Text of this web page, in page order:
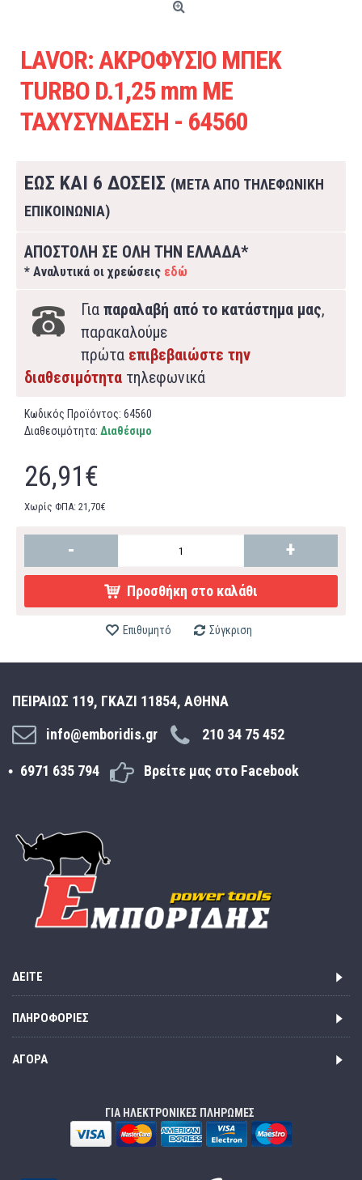
LAVOR: ΑΚΡΟΦΥΣΙΟ ΜΠΕΚ
TURBO D.1,25 mm ΜΕ
ΤΑΧΥΣΥΝΔΕΣΗ - 64560
ΕΩΣ ΚΑΙ 6 ΔΟΣΕΙΣ (ΜΕΤΑ ΑΠΟ ΤΗΛΕΦΩΝΙΚΗ
ΕΠΙΚΟΙΝΩΝΙΑ)
ΑΠΟΣΤΟΛΗ ΣΕ ΟΛΗ ΤΗΝ ΕΛΛΑΔΑ*
* Αναλυτικά οι χρεώσεις εδώ
Για παραλαβή από το κατάστημα μας,
παρακαλούμε
πρώτα επιβεβαιώστε την
διαθεσιμότητα τηλεφωνικά
Κωδικός Προϊόντος: 64560
Διαθεσιμότητα: Διαθέσιμο
26,91€
Χωρίς ΦΠΑ: 21,70€
- +
Προσθήκη στο καλάθι
Επιθυμητό Σύγκριση
ΠΕΙΡΑΙΩΣ 119, ΓΚΑΖΙ 11854, ΑΘΗΝΑ
info@emboridis.gr
210 34 75 452
6971 635 794 Βρείτε μας στο Facebook
ΔΕΊΤΕ
ΠΛΗΡΟΦΟΡΊΕΣ
ΑΓΟΡΆ
ΓΙΑ ΗΛΕΚΤΡΟΝΙΚΕΣ ΠΛΗΡΩΜΕΣ